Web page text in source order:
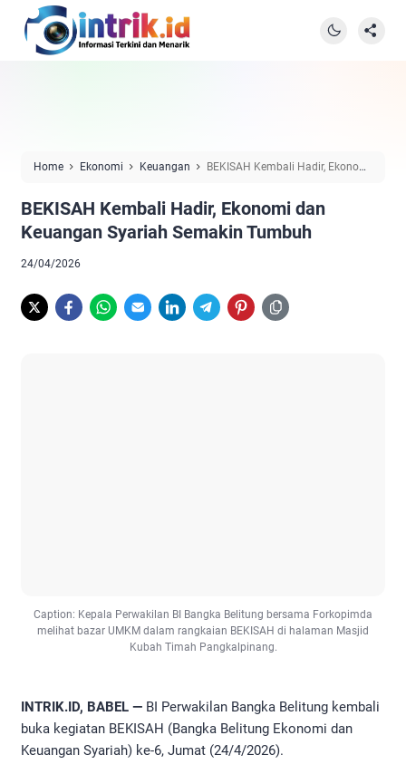
Home Ekonomi Keuangan
BEKISAH Kembali Hadir, Ekonomi
BEKISAH Kembali Hadir, Ekonomi dan
Keuangan Syariah Semakin Tumbuh
24/04/2026
Caption: Kepala Perwakilan BI Bangka Belitung bersama Forkopimda
melihat bazar UMKM dalam rangkaian BEKISAH di halaman Masjid
Kubah Timah Pangkalpinang.
INTRIK.ID, BABEL — BI Perwakilan Bangka Belitung kembali
buka kegiatan BEKISAH (Bangka Belitung Ekonomi dan
Keuangan Syariah) ke-6, Jumat (24/4/2026).